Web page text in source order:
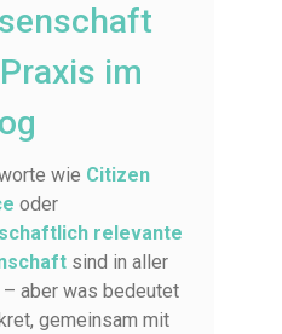
im
wie Citizen
oder
relevante
sind in aller
– aber was bedeutet
gemeinsam mit